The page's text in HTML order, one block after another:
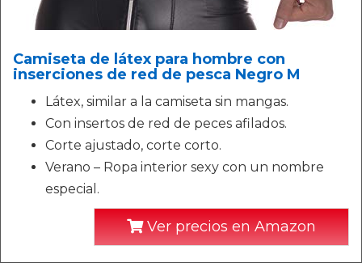
Camiseta de látex para hombre con
inserciones de red de pesca Negro M
Látex, similar a la camiseta sin mangas.
Con insertos de red de peces afilados.
Corte ajustado, corte corto.
Verano – Ropa interior sexy con un nombre
especial.
Ver precios en Amazon